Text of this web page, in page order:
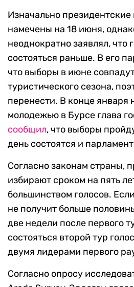
Изначально
намечены на 18 июня,
неоднократно заявлял, что
состояться раньше. В его
что выборы в июне
туристического сезона,
перенести. В конце января
молодежью в Бурсе глава
сообщил, что выборы
день состоятся и
Согласно законам страны,
избирают сроком на пять
большинством голосов.
не получит больше
две недели после первого
состояться второй тур
двумя лидерами первого
Согласно опросу